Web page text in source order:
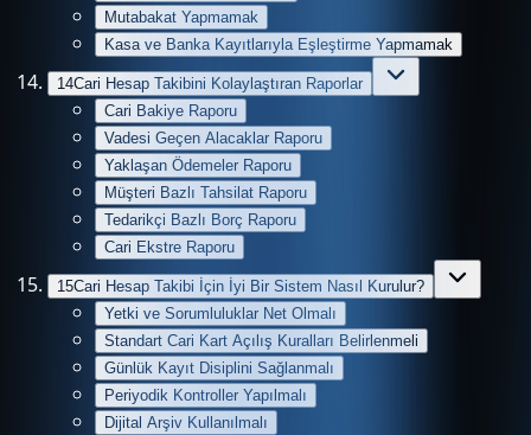
Mutabakat Yapmamak
Kasa ve Banka Kayıtlarıyla Eşleştirme Yapmamak
14Cari Hesap Takibini Kolaylaştıran Raporlar
Cari Bakiye Raporu
Vadesi Geçen Alacaklar Raporu
Yaklaşan Ödemeler Raporu
Müşteri Bazlı Tahsilat Raporu
Tedarikçi Bazlı Borç Raporu
Cari Ekstre Raporu
15Cari Hesap Takibi İçin İyi Bir Sistem Nasıl Kurulur?
Yetki ve Sorumluluklar Net Olmalı
Standart Cari Kart Açılış Kuralları Belirlenmeli
Günlük Kayıt Disiplini Sağlanmalı
Periyodik Kontroller Yapılmalı
Dijital Arşiv Kullanılmalı